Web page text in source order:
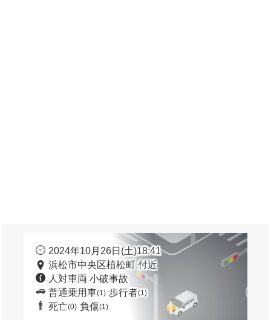
2024年10月26日(土)18:41
浜松市中央区植松町 付近
人対車両 小破事故
普通乗用車(1) 歩行者(1)
死亡(0) 負傷(1)